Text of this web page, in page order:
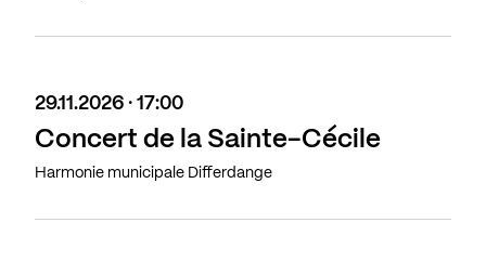
29.11.2026 · 17:00
Concert de la Sainte-Cécile
Harmonie municipale Differdange